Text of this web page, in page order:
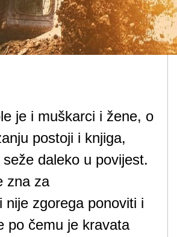
muškarci i žene, o
postoji i knjiga,
daleko u povijest.
ne zna za
nije zgorega ponoviti i
po čemu je kravata